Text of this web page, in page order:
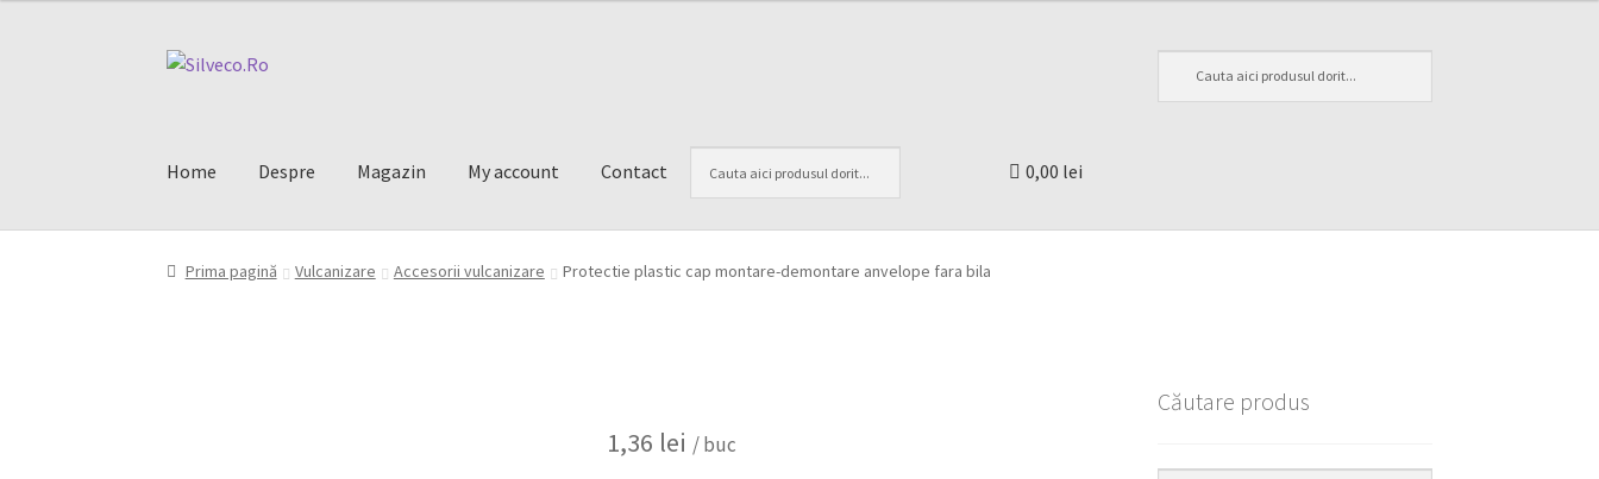
Home Despre Magazin My account Contact 0,00 lei
Prima pagină Vulcanizare Accesorii vulcanizare Protectie plastic cap montare-demontare anvelope fara bila
1,36 lei / buc
Căutare produs